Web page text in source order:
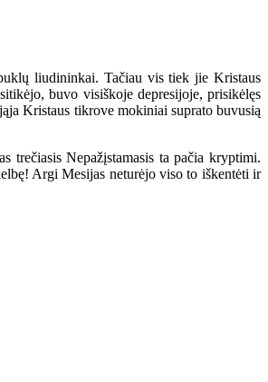
liudininkai. Tačiau vis tiek jie Kristaus
buvo visiškoje depresijoje, prisikėlęs
Kristaus tikrove mokiniai suprato buvusią
Nepažįstamasis ta pačia kryptimi.
Argi Mesijas neturėjo viso to iškentėti ir